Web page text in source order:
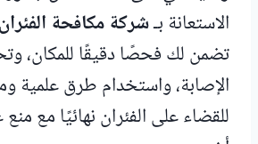
الاستعانة بـشركة مكافحة
تضمن لك فحصًا دقيقًا للمكان،
الإصابة، واستخدام طرق علمية
للقضاء على الفئران نهائيًا مع